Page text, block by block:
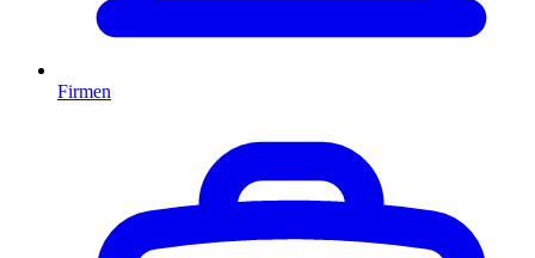
Firmen